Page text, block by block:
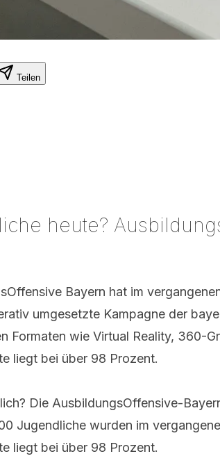
Teilen
heute?
Bayern hat im
umgesetzte Kampagne der
Formaten wie Virtual Reality, 360-
liegt bei über 98 Prozent.
Die AusbildungsOffensive-
Jugendliche wurden im
liegt bei über 98 Prozent.